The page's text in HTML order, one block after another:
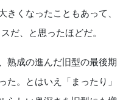
くなったこともあって、
だ、と思ったほどだ。
熟成の進んだ旧型の最後期
た。とはいえ「まったり」